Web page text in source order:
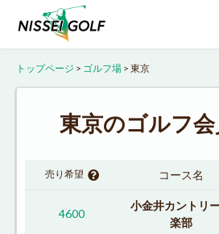
トップページ > ゴルフ場 > 東京
東京のゴルフ
売り希望 コース名
4600
小金井カントリ
楽部